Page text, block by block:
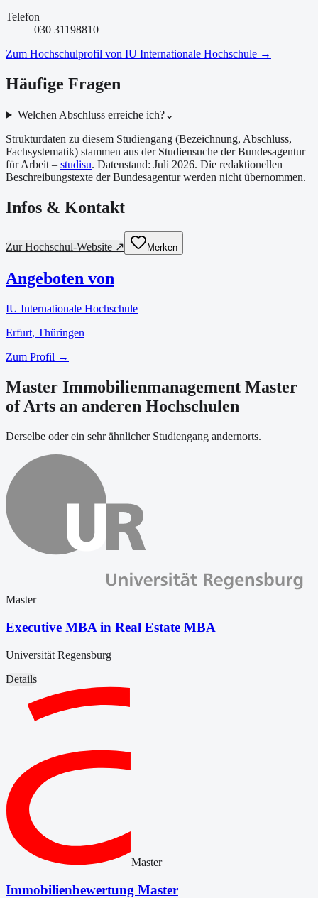
Telefon
030 31198810
Zum Hochschulprofil von IU Internationale Hochschule →
Häufige Fragen
Welchen Abschluss erreiche ich?⌄
Strukturdaten zu diesem Studiengang (Bezeichnung, Abschluss,
Fachsystematik) stammen aus der Studiensuche der Bundesagentur
für Arbeit – studisu. Datenstand: Juli 2026. Die redaktionellen
Beschreibungstexte der Bundesagentur werden nicht übernommen.
Infos & Kontakt
Zur Hochschul-Website ↗ Merken
Angeboten von
IU Internationale Hochschule
Erfurt, Thüringen
Zum Profil →
Master Immobilienmanagement Master
of Arts an anderen Hochschulen
Derselbe oder ein sehr ähnlicher Studiengang andernorts.
Master
Executive MBA in Real Estate MBA
Universität Regensburg
Details
Master
Immobilienbewertung Master